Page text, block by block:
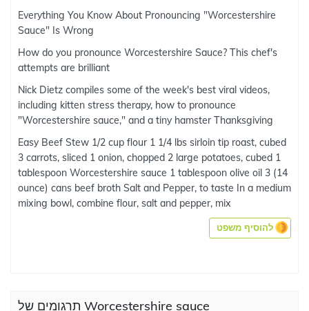
Everything You Know About Pronouncing "Worcestershire
Sauce" Is Wrong
How do you pronounce Worcestershire Sauce? This chef's
attempts are brilliant
Nick Dietz compiles some of the week's best viral videos,
including kitten stress therapy, how to pronounce
"Worcestershire sauce," and a tiny hamster Thanksgiving
Easy Beef Stew 1/2 cup flour 1 1/4 lbs sirloin tip roast, cubed
3 carrots, sliced 1 onion, chopped 2 large potatoes, cubed 1
tablespoon Worcestershire sauce 1 tablespoon olive oil 3 (14
ounce) cans beef broth Salt and Pepper, to taste In a medium
mixing bowl, combine flour, salt and pepper, mix
להוסיף משפט
תרגומים של Worcestershire sauce